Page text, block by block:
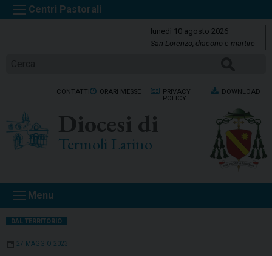
k
t
lunedì 10 agosto 2026
San Lorenzo, diacono e martire
CONTATTI ORARI MESSE
PRIVACY
POLICY
DOWNLOAD
Diocesi di
Termoli Larino
Menu
DAL TERRITORIO
27 MAGGIO 2023